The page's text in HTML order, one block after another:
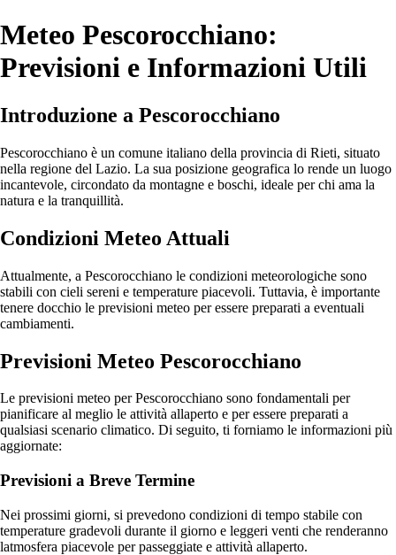
Meteo Pescorocchiano:
Previsioni e Informazioni Utili
Introduzione a Pescorocchiano
Pescorocchiano è un comune italiano della provincia di Rieti, situato
nella regione del Lazio. La sua posizione geografica lo rende un luogo
incantevole, circondato da montagne e boschi, ideale per chi ama la
natura e la tranquillità.
Condizioni Meteo Attuali
Attualmente, a Pescorocchiano le condizioni meteorologiche sono
stabili con cieli sereni e temperature piacevoli. Tuttavia, è importante
tenere docchio le previsioni meteo per essere preparati a eventuali
cambiamenti.
Previsioni Meteo Pescorocchiano
Le previsioni meteo per Pescorocchiano sono fondamentali per
pianificare al meglio le attività allaperto e per essere preparati a
qualsiasi scenario climatico. Di seguito, ti forniamo le informazioni più
aggiornate:
Previsioni a Breve Termine
Nei prossimi giorni, si prevedono condizioni di tempo stabile con
temperature gradevoli durante il giorno e leggeri venti che renderanno
latmosfera piacevole per passeggiate e attività allaperto.